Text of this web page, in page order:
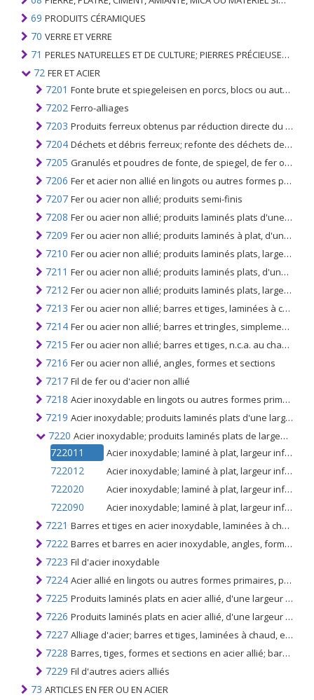
69 PRODUITS CÉRAMIQUES
70 VERRE ET VERRE
71 PERLES NATURELLES ET DE CULTURE; PIERRES PRÉCIEUSES, SEMI-PRÉCIEUSES; MÉTAUX PRÉCIEUX, PLAQUÉS OU DOUBLÉS DE MÉTAUX PRÉCIEUX ET OUVRAGES EN CES MATIÈRES; IMITATION BIJOUTERIE; PIÈCE DE MONNAIE
72 FER ET ACIER
7201 Fonte brute et spiegeleisen en porcs, blocs ou autres formes primaires
7202 Ferro-alliages
7203 Produits ferreux obtenus par réduction directe du minerai de fer et d'autres produits ferreux spongieux, en morceaux, en boulettes ou analogues; fer ayant une pureté minimale de 99,94%, en morceaux, en boulettes ou sous formes similaires
7204 Déchets et débris ferreux; refonte des déchets de fer ou d'acier
7205 Granulés et poudres de fonte, de spiegel, de fer ou d'acier
7206 Fer et acier non allié en lingots ou autres formes primaires (à l'exclusion du fer du n ° 7203)
7207 Fer ou acier non allié; produits semi-finis
7208 Fer ou acier non allié; produits laminés plats d'une largeur de 600 mm ou plus, laminés à chaud, non plaqués, revêtus ou revêtus
7209 Fer ou acier non allié; produits laminés à plat, d'une largeur de 600 mm ou plus, laminés à froid (à froid réduit), non plaqués ni revêtus
7210 Fer ou acier non allié; produits laminés plats, largeur 600mm ou plus, plaqués, revêtus ou revêtus
7211 Fer ou acier non allié; produits laminés plats, d'une largeur inférieure à 600 mm, non revêtus, plaqués ou revêtus
7212 Fer ou acier non allié; produits laminés plats, largeur inférieure à 600 mm, plaqués, revêtus ou revêtus
7213 Fer ou acier non allié; barres et tiges, laminées à chaud, enroulées irrégulièrement
7214 Fer ou acier non allié; barres et tringles, simplement forgées, laminées à chaud, étirées à chaud ou extrudées à chaud, mais y compris celles retordues après laminage
7215 Fer ou acier non allié; barres et tiges, n.c.a. au chapitre 72
7216 Fer ou acier non allié, angles, formes et sections
7217 Fil de fer ou d'acier non allié
7218 Acier inoxydable en lingots ou autres formes primaires; produits semi-finis en acier inoxydable
7219 Acier inoxydable; produits laminés plats d'une largeur de 600 mm ou plus
7220 Acier inoxydable; produits laminés plats de largeur inférieure à 600mm
722011 Acier inoxydable; laminé à plat, largeur inférieure à 600 mm, laminé à chaud, d'une épaisseur de 4,75 mm ou plus
722012 Acier inoxydable; laminé à plat, largeur inférieure à 600 mm, laminé à chaud, d'une épaisseur inférieure à 4,75 mm
722020 Acier inoxydable; laminé à plat, largeur inférieure à 600 mm, laminé à froid
722090 Acier inoxydable; laminé à plat, largeur inférieure à 600 mm, n.c.a. au n ° 7220
7221 Barres et tiges en acier inoxydable, laminées à chaud, enroulées irrégulièrement
7222 Barres et barres en acier inoxydable, angles, formes et sections
7223 Fil d'acier inoxydable
7224 Acier allié en lingots ou autres formes primaires, produits semi-finis en autres aciers alliés
7225 Produits laminés plats en acier allié, d'une largeur de 600 mm ou plus
7226 Produits laminés plats en acier allié, d'une largeur inférieure à 600 mm
7227 Alliage d'acier; barres et tiges, laminées à chaud, enroulées irrégulièrement
7228 Barres, tiges, formes et sections en acier allié; barres et tiges de forage creuses, en alliage ou en acier non allié
7229 Fil d'autres aciers alliés
73 ARTICLES EN FER OU EN ACIER